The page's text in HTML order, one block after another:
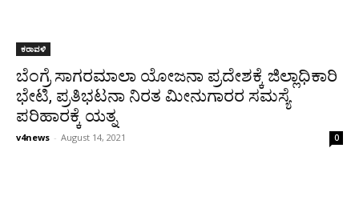
ಕರಾವಳಿ
ಬೆಂಗ್ರೆ ಸಾಗರಮಾಲಾ ಯೋಜನಾ ಪ್ರದೇಶಕ್ಕೆ ಜಿಲ್ಲಾಧಿಕಾರಿ
ಭೇಟಿ, ಪ್ರತಿಭಟನಾ ನಿರತ ಮೀನುಗಾರರ ಸಮಸ್ಯೆ
ಪರಿಹಾರಕ್ಕೆ ಯತ್ನ
v4news - August 14, 2021 0